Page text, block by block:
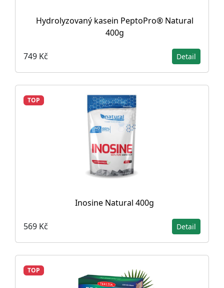
Hydrolyzovaný kasein PeptoPro® Natural
400g
749 Kč Detail
TOP
Inosine Natural 400g
569 Kč Detail
TOP